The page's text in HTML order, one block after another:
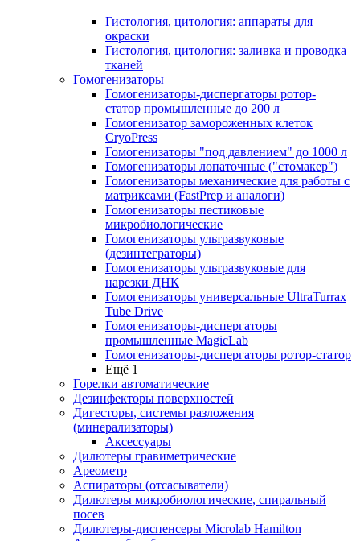
Гистология, цитология: аппараты для
окраски
Гистология, цитология: заливка и проводка
тканей
Гомогенизаторы
Гомогенизаторы-диспергаторы ротор-
статор промышленные до 200 л
Гомогенизатор замороженных клеток
CryoPress
Гомогенизаторы "под давлением" до 1000 л
Гомогенизаторы лопаточные ("стомакер")
Гомогенизаторы механические для работы с
матриксами (FastPrep и аналоги)
Гомогенизаторы пестиковые
микробиологические
Гомогенизаторы ультразвуковые
(дезинтеграторы)
Гомогенизаторы ультразвуковые для
нарезки ДНК
Гомогенизаторы универсальные UltraTurrax
Tube Drive
Гомогенизаторы-диспергаторы
промышленные MagicLab
Гомогенизаторы-диспергаторы ротор-статор
Ещё 1
Горелки автоматические
Дезинфекторы поверхностей
Дигесторы, системы разложения
(минерализаторы)
Аксессуары
Дилютеры гравиметрические
Ареометр
Аспираторы (отсасыватели)
Дилютеры микробиологические, спиральный
посев
Дилютеры-диспенсеры Microlab Hamilton